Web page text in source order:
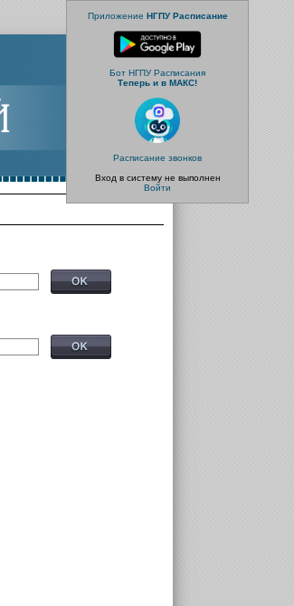
Приложение НГПУ Расписание
Бот НГПУ Расписания
Теперь и в МАКС!
Расписание звонков
Вход в систему не выполнен
Войти